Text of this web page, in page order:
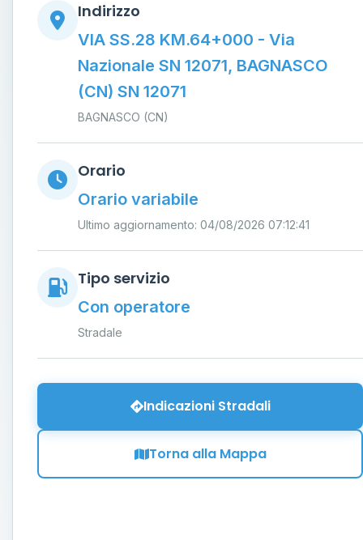
Indirizzo
VIA SS.28 KM.64+000 - Via
Nazionale SN 12071, BAGNASCO
(CN) SN 12071
BAGNASCO (CN)
Orario
Orario variabile
Ultimo aggiornamento: 04/08/2026 07:12:41
Tipo servizio
Con operatore
Stradale
Indicazioni Stradali
Torna alla Mappa